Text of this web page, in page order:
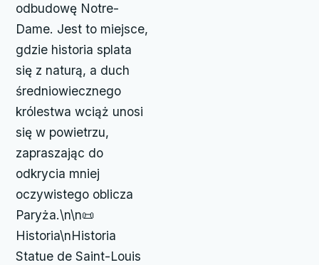
odbudowę Notre-
Dame. Jest to miejsce,
gdzie historia splata
się z naturą, a duch
średniowiecznego
królestwa wciąż unosi
się w powietrzu,
zapraszając do
odkrycia mniej
oczywistego oblicza
Paryża.\n\n📜
Historia\nHistoria
Statue de Saint-Louis